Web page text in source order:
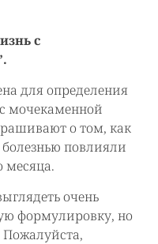
с
для определения
мочекаменной
о том, как
повлияли
месяца.
очень
формулировку, но